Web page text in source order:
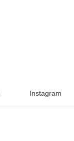
Instagram